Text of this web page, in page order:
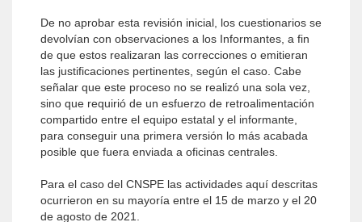
De no aprobar esta revisión inicial, los cuestionarios se
devolvían con observaciones a los Informantes, a fin
de que estos realizaran las correcciones o emitieran
las justificaciones pertinentes, según el caso. Cabe
señalar que este proceso no se realizó una sola vez,
sino que requirió de un esfuerzo de retroalimentación
compartido entre el equipo estatal y el informante,
para conseguir una primera versión lo más acabada
posible que fuera enviada a oficinas centrales.
Para el caso del CNSPE las actividades aquí descritas
ocurrieron en su mayoría entre el 15 de marzo y el 20
de agosto de 2021.